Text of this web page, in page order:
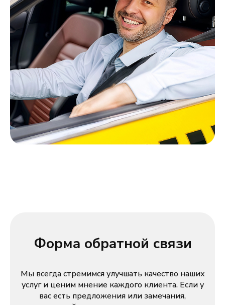
Форма обратной связи
Мы всегда стремимся улучшать качество наших
услуг и ценим мнение каждого клиента. Если у
вас есть предложения или замечания,